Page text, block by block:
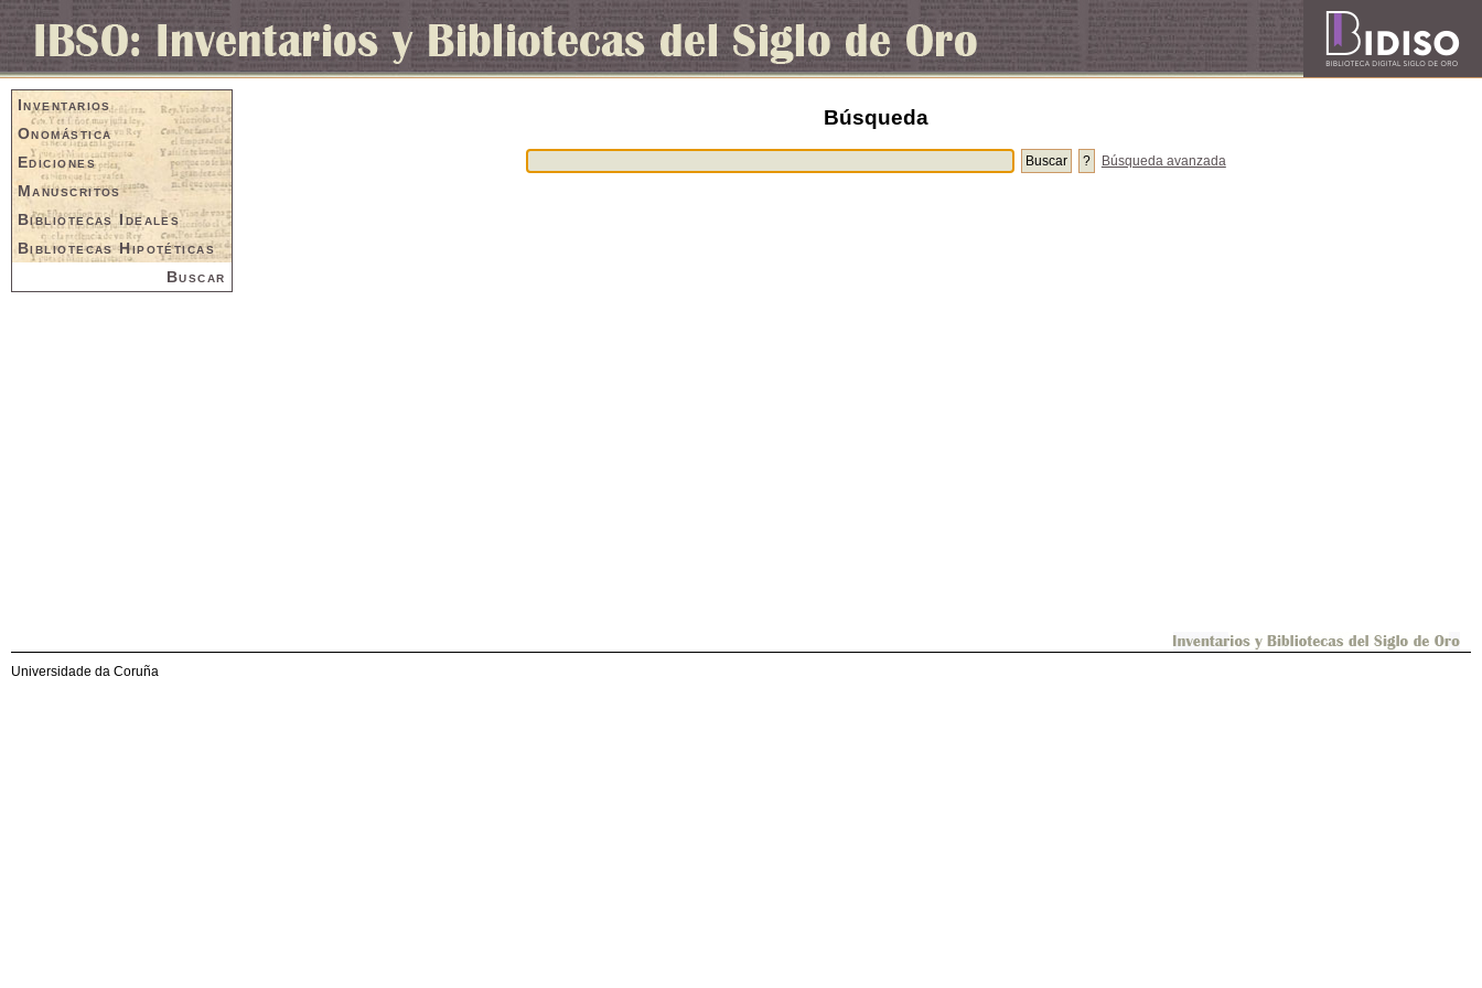
Inventarios
Onomástica
Ediciones
Manuscritos
Bibliotecas Ideales
Bibliotecas Hipotéticas
Buscar
Búsqueda
Búsqueda avanzada
Universidade da Coruña